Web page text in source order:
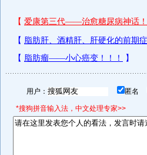
用户： 匿名
*搜狗拼音输入法，中文处理专家>>